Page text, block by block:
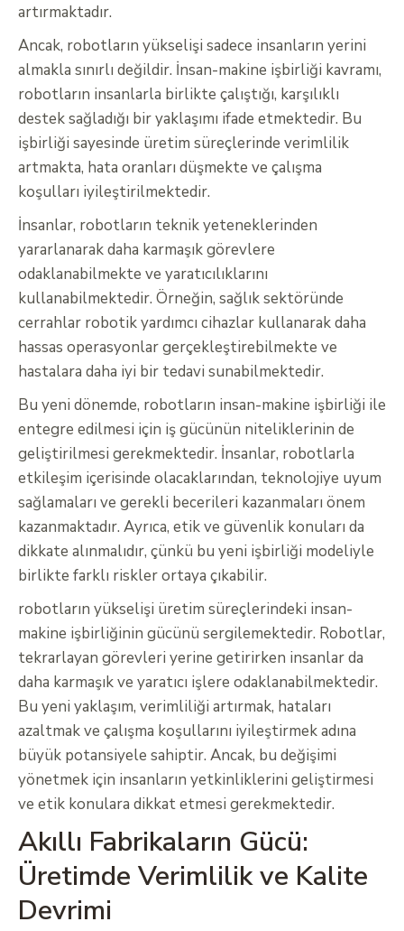
artırmaktadır.
Ancak, robotların yükselişi sadece insanların yerini
almakla sınırlı değildir. İnsan-makine işbirliği kavramı,
robotların insanlarla birlikte çalıştığı, karşılıklı
destek sağladığı bir yaklaşımı ifade etmektedir. Bu
işbirliği sayesinde üretim süreçlerinde verimlilik
artmakta, hata oranları düşmekte ve çalışma
koşulları iyileştirilmektedir.
İnsanlar, robotların teknik yeteneklerinden
yararlanarak daha karmaşık görevlere
odaklanabilmekte ve yaratıcılıklarını
kullanabilmektedir. Örneğin, sağlık sektöründe
cerrahlar robotik yardımcı cihazlar kullanarak daha
hassas operasyonlar gerçekleştirebilmekte ve
hastalara daha iyi bir tedavi sunabilmektedir.
Bu yeni dönemde, robotların insan-makine işbirliği ile
entegre edilmesi için iş gücünün niteliklerinin de
geliştirilmesi gerekmektedir. İnsanlar, robotlarla
etkileşim içerisinde olacaklarından, teknolojiye uyum
sağlamaları ve gerekli becerileri kazanmaları önem
kazanmaktadır. Ayrıca, etik ve güvenlik konuları da
dikkate alınmalıdır, çünkü bu yeni işbirliği modeliyle
birlikte farklı riskler ortaya çıkabilir.
robotların yükselişi üretim süreçlerindeki insan-
makine işbirliğinin gücünü sergilemektedir. Robotlar,
tekrarlayan görevleri yerine getirirken insanlar da
daha karmaşık ve yaratıcı işlere odaklanabilmektedir.
Bu yeni yaklaşım, verimliliği artırmak, hataları
azaltmak ve çalışma koşullarını iyileştirmek adına
büyük potansiyele sahiptir. Ancak, bu değişimi
yönetmek için insanların yetkinliklerini geliştirmesi
ve etik konulara dikkat etmesi gerekmektedir.
Akıllı Fabrikaların Gücü:
Üretimde Verimlilik ve Kalite
Devrimi